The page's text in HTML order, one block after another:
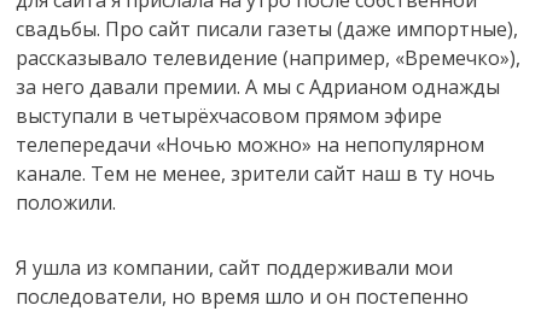
свадьбы. Про сайт писали газеты (даже импортные),
рассказывало телевидение (например, «Времечко»),
за него давали премии. А мы с Адрианом однажды
выступали в четырёхчасовом прямом эфире
телепередачи «Ночью можно» на непопулярном
канале. Тем не менее, зрители сайт наш в ту ночь
положили.
Я ушла из компании, сайт поддерживали мои
последователи, но время шло и он постепенно